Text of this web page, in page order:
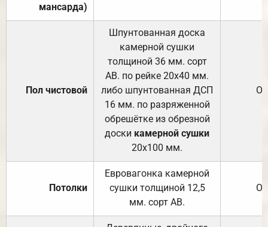
мансарда)
Пол чистовой
Шпунтованная доска
камерной сушки
толщиной 36 мм. сорт
АВ. по рейке 20х40 мм.
либо шпунтованная ДСП
16 мм. по разряженной
обрешётке из обрезной
доски камерной сушки
20х100 мм.
Потолки
Евровагонка камерной
сушки толщиной 12,5
мм. сорт АВ.